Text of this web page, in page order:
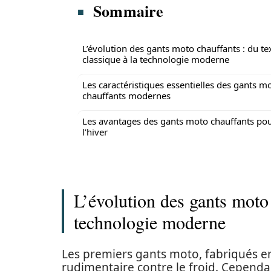
Sommaire
L’évolution des gants moto chauffants : du
classique à la technologie moderne
Les caractéristiques essentielles des gants
chauffants modernes
Les avantages des gants moto chauffants
l’hiver
L’évolution des gants
technologie moderne
Les premiers gants moto, fabriqués
rudimentaire contre le froid.